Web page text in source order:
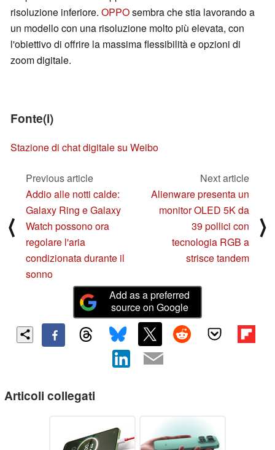
risoluzione inferiore. OPPOsembra che stia lavorando a
un modello con una risoluzione molto più elevata, con
l'obiettivo di offrire la massima flessibilità e opzioni di
zoom digitale.
Fonte(i)
Stazione di chat digitale su Weibo
⟨
Previous article
Addio alle notti calde:
Galaxy Ring e Galaxy
Watch possono ora
regolare l'aria
condizionata durante il
sonno
Next article
Alienware presenta un
monitor OLED 5K da
39 pollici con
tecnologia RGB a
strisce tandem
⟩
Add as a preferred
source on Google
Articoli collegati